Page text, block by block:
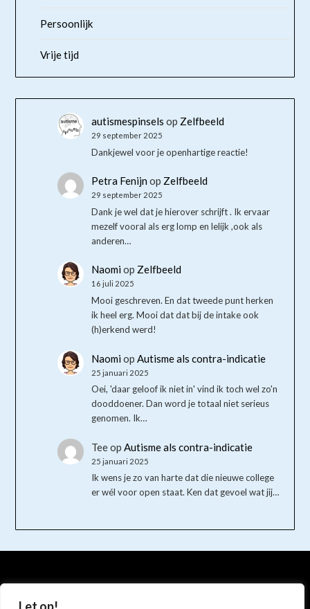
Persoonlijk
Vrije tijd
autismespinsels op Zelfbeeld
29 september 2025
Dankjewel voor je openhartige reactie!
Petra Fenijnop Zelfbeeld
29 september 2025
Dank je wel dat je hierover schrijft . Ik ervaar
mezelf vooral als erg lomp en lelijk ,ook als
anderen…
Naomiop Zelfbeeld
16 juli 2025
Mooi geschreven. En dat tweede punt herken
ik heel erg. Mooi dat dat bij de intake ook
(h)erkend werd!
Naomiop Autisme als contra-indicatie
25 januari 2025
Oei, 'daar geloof ik niet in' vind ik toch wel zo'n
dooddoener. Dan word je totaal niet serieus
genomen. Ik…
Teeop Autisme als contra-indicatie
25 januari 2025
Ik wens je zo van harte dat die nieuwe college
er wél voor open staat. Ken dat gevoel wat jij…